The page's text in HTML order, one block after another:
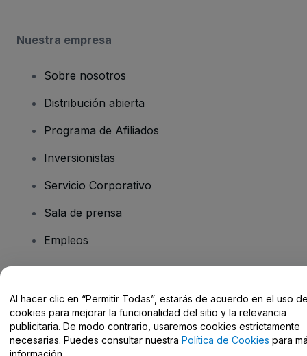
Nuestra empresa
Sobre nosotros
Distribución abierta
Programa de Afiliados
Inversionistas
Servicio Corporativo
Sala de prensa
Empleos
Centro de Ayuda / Contacto
Al hacer clic en “Permitir Todas”, estarás de acuerdo en el uso
cookies para mejorar la funcionalidad del sitio y la relevancia
publicitaria. De modo contrario, usaremos cookies estrictamente
necesarias. Puedes consultar nuestra Política de Cookies para
información.